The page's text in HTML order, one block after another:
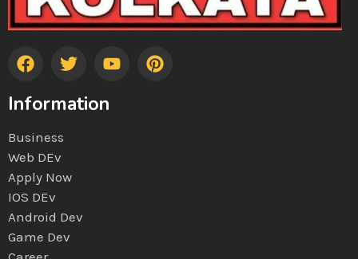
Information
Business
Web DEv
Apply Now
IOS DEv
Android Dev
Game Dev